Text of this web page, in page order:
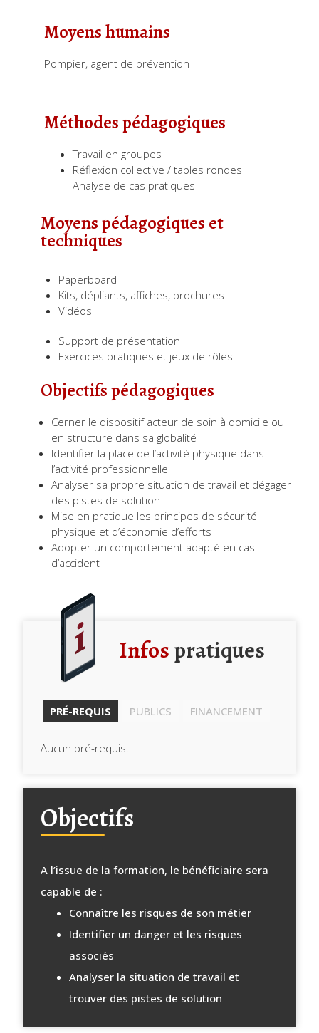
Moyens humains
Pompier, agent de prévention
Méthodes pédagogiques
Travail en groupes
Réflexion collective / tables rondes
Analyse de cas pratiques
Moyens pédagogiques et
techniques
Paperboard
Kits, dépliants, affiches, brochures
Vidéos
Support de présentation
Exercices pratiques et jeux de rôles
Objectifs pédagogiques
Cerner le dispositif acteur de soin à domicile ou
en structure dans sa globalité
Identifier la place de l’activité physique dans
l’activité professionnelle
Analyser sa propre situation de travail et dégager
des pistes de solution
Mise en pratique les principes de sécurité
physique et d’économie d’efforts
Adopter un comportement adapté en cas
d’accident
Infospratiques
PRÉ-REQUIS PUBLICS FINANCEMENT
Aucun pré-requis.
Objectifs
A l’issue de la formation, le bénéficiaire sera
capable de :
Connaître les risques de son métier
Identifier un danger et les risques
associés
Analyser la situation de travail et
trouver des pistes de solution